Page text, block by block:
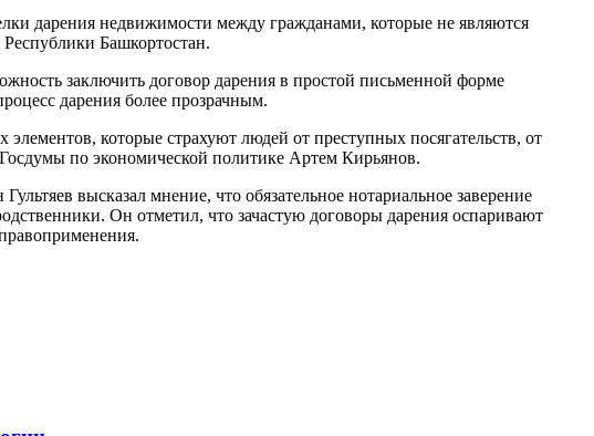
дарения недвижимости между гражданами, которые не являются
Башкортостан.
заключить договор дарения в простой письменной форме
дарения более прозрачным.
которые страхуют людей от преступных посягательств, от
по экономической политике Артем Кирьянов.
высказал мнение, что обязательное нотариальное заверение
Он отметил, что зачастую договоры дарения оспаривают